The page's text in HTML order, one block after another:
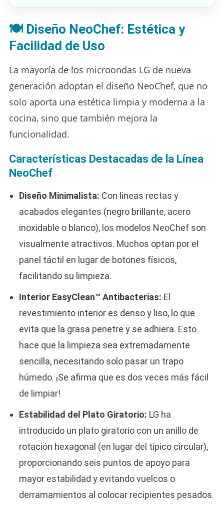
🍽️ Diseño NeoChef: Estética y
Facilidad de Uso
La mayoría de los microondas LG de nueva
generación adoptan el diseño NeoChef, que no
solo aporta una estética limpia y moderna a la
cocina, sino que también mejora la
funcionalidad.
Características Destacadas de la Línea
NeoChef
Diseño Minimalista: Con líneas rectas y
acabados elegantes (negro brillante, acero
inoxidable o blanco), los modelos NeoChef son
visualmente atractivos. Muchos optan por el
panel táctil en lugar de botones físicos,
facilitando su limpieza.
Interior EasyClean™ Antibacterias: El
revestimiento interior es denso y liso, lo que
evita que la grasa penetre y se adhiera. Esto
hace que la limpieza sea extremadamente
sencilla, necesitando solo pasar un trapo
húmedo. ¡Se afirma que es dos veces más fácil
de limpiar!
Estabilidad del Plato Giratorio: LG ha
introducido un plato giratorio con un anillo de
rotación hexagonal (en lugar del típico circular),
proporcionando seis puntos de apoyo para
mayor estabilidad y evitando vuelcos o
derramamientos al colocar recipientes pesados.